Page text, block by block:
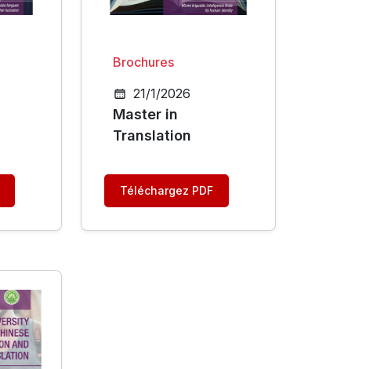
Brochures
21/1/2026
Master in
Translation
Téléchargez PDF